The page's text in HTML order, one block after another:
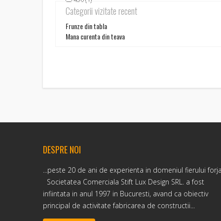
Categorii vizitate recent
Frunze din tabla
Mana curenta din teava
DESPRE NOI
...peste 20 de ani de experienta in domeniul fierului
Societatea Comerciala Stift Lux Design SRL. a fost
infiintata in anul 1997 in Bucuresti, avand ca obiectiv
principal de activitate fabricarea de constructii...